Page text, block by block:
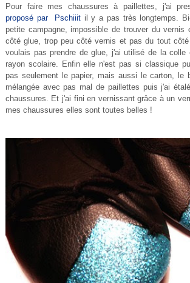
Pour faire mes chaussures à paillettes, j'ai
proposé par Pschiiit il y a pas très longtemps.
petite campagne, impossible de trouver du vernis
côté glue, trop peu côté vernis et pas du tout
voulais pas prendre de glue, j'ai utilisé de la colle
rayon scolaire. Enfin elle n'est pas si classique
pas seulement le papier, mais aussi le carton, le
mélangée avec pas mal de paillettes puis j'ai
chaussures. Et j'ai fini en vernissant grâce à un
mes chaussures elles sont toutes belles !